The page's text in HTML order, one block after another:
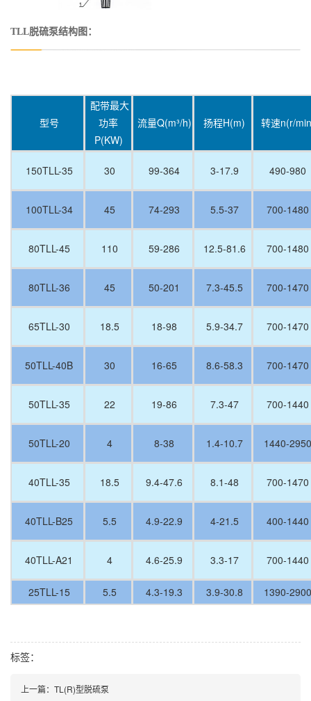
TLL脱硫泵结构图：
型号
配带最大
功率
P(KW)
流量Q(m³/h) 扬程H(m) 转速n(r/
150TLL-35 30 99-364 3-17.9 490-980
100TLL-34 45 74-293 5.5-37 700-1480
80TLL-45 110 59-286 12.5-81.6 700-1480
80TLL-36 45 50-201 7.3-45.5 700-1470
65TLL-30 18.5 18-98 5.9-34.7 700-1470
50TLL-40B 30 16-65 8.6-58.3 700-1470
50TLL-35 22 19-86 7.3-47 700-1440
50TLL-20 4 8-38 1.4-10.7 1440-2950
40TLL-35 18.5 9.4-47.6 8.1-48 700-1470
40TLL-B25 5.5 4.9-22.9 4-21.5 400-1440
40TLL-A21 4 4.6-25.9 3.3-17 700-1440
25TLL-15 5.5 4.3-19.3 3.9-30.8 1390-2900
标签：
上一篇：TL(R)型脱硫泵